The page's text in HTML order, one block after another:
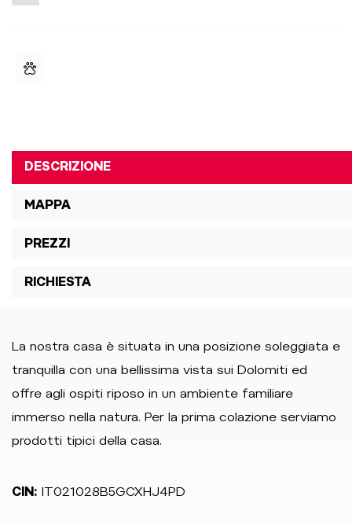
DESCRIZIONE
MAPPA
PREZZI
RICHIESTA
La nostra casa è situata in una posizione soleggiata e
tranquilla con una bellissima vista sui Dolomiti ed
offre agli ospiti riposo in un ambiente familiare
immerso nella natura. Per la prima colazione serviamo
prodotti tipici della casa.
CIN: IT021028B5GCXHJ4PD